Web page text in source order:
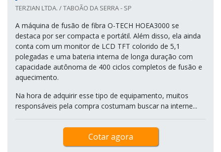
TERZIAN LTDA. / TABOÃO DA SERRA - SP
A máquina de fusão de fibra O-TECH HOEA3000 se
destaca por ser compacta e portátil. Além disso, ela ainda
conta com um monitor de LCD TFT colorido de 5,1
polegadas e uma bateria interna de longa duração com
capacidade autônoma de 400 ciclos completos de fusão e
aquecimento.
Na hora de adquirir esse tipo de equipamento, muitos
responsáveis pela compra costumam buscar na interne...
Cotar agora